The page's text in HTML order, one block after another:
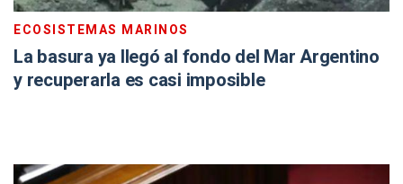
ECOSISTEMAS MARINOS
La basura ya llegó al fondo del Mar Argentino
y recuperarla es casi imposible